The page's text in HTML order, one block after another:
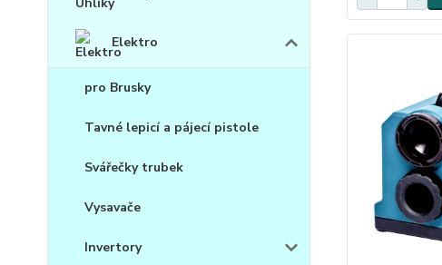
Elektro
pro Brusky
Tavné lepicí a pájecí pistole
Svářečky trubek
Vysavače
Invertory